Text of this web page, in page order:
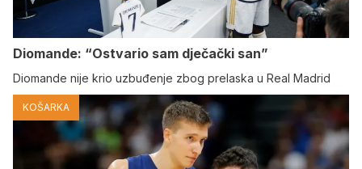
Diomande: “Ostvario sam dječački san”
Diomande nije krio uzbuđenje zbog prelaska u Real Madrid
KOŠARKA